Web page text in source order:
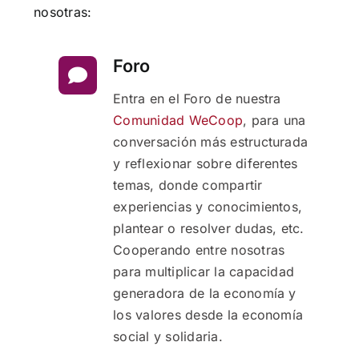
nosotras:
Foro
Entra en el Foro de nuestra
Comunidad WeCoop, para una
conversación más estructurada
y reflexionar sobre diferentes
temas, donde compartir
experiencias y conocimientos,
plantear o resolver dudas, etc.
Cooperando entre nosotras
para multiplicar la capacidad
generadora de la economía y
los valores desde la economía
social y solidaria.